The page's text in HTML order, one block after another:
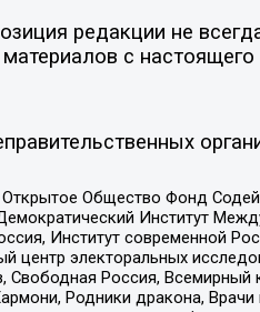
редакции не
с
Общество Фонд
Институт
Институт современной
электоральных
Россия, Всемирный
Родники дракона, Врачи